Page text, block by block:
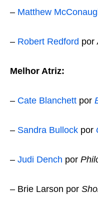
– Matthew
– Robert Redford por
Melhor Atriz:
– Cate Blanchett por
– Sandra Bullock por
– Judi Dench por
– Brie Larson por